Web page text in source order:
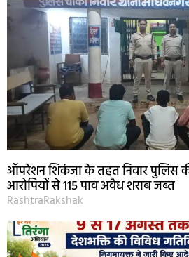
ऑपरेशन शिकंजा के तहत निवार पुलिस की
आरोपियों से 115 पाव अवैध शराब जब्त
RashtraRakshak